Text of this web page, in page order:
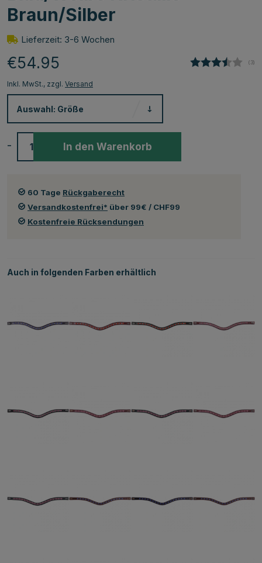
Braun/Silber
Lieferzeit: 3-6 Wochen
€54.95 (3)
Inkl. MwSt., zzgl. Versand
Auswahl: Größe
- In den Warenkorb
60 Tage Rückgaberecht
Versandkostenfrei* über 99€ / CHF99
Kostenfreie Rücksendungen
Auch in folgenden Farben erhältlich